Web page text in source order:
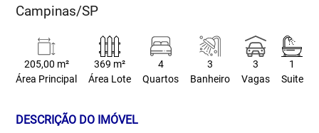
Campinas/SP
205,00 m²
Área Principal
369 m²
Área Lote
4
Quartos
3
Banheiro
3
Vagas
1
Suite
DESCRIÇÃO DO IMÓVEL